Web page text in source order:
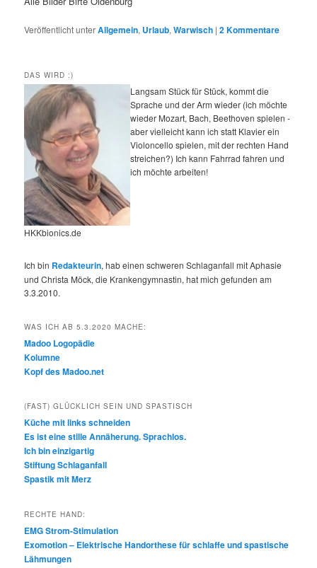
Veröffentlicht unterAllgemein, Urlaub,Warwisch |2Kommentare
DAS WIRD :)
Langsam Stück für Stück, kommt die
Sprache und der Arm wieder (ich möchte
wieder Mozart, Bach, Beethoven spielen -
aber vielleicht kann ich statt Klavier ein
Violoncello spielen, mit der rechten Hand
streichen?) Ich kann Fahrrad fahren und
ich möchte arbeiten!
HKKbionics.de
Ich bin Redakteurin, hab einen schweren Schlaganfall mit Aphasie
und Christa Möck, die Krankengymnastin, hat mich gefunden am
3.3.2010.
WAS ICH AB 5.3.2020 MACHE:
Madoo Logopädie
Kolumne
Kopf des Madoo.net
(FAST) GLÜCKLICH SEIN UND SPASTISCH
Küche mit links schneiden
Es ist eine stille Annäherung. Sprachlos.
Ich bin einzigartig
Stiftung Schlaganfall
Spastik mit Merz
RECHTE HAND:
EMG Strom-Stimulation
Exomotion – Elektrische Handorthese für schlaffe und spastische
Lähmungen